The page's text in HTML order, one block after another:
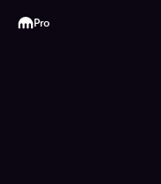
Kraken
Pro